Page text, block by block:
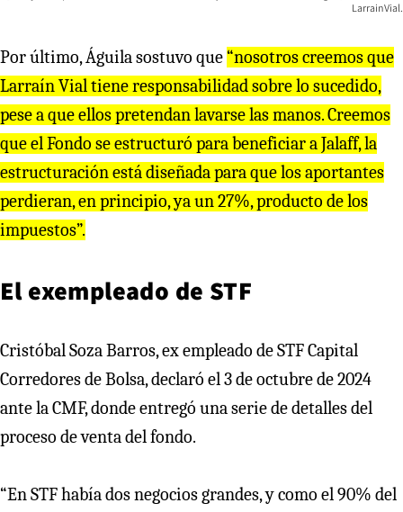
LarrainVial.
Por último, Águila sostuvo que “nosotros creemos que
Larraín Vial tiene responsabilidad sobre lo sucedido,
pese a que ellos pretendan lavarse las manos. Creemos
que el Fondo se estructuró para beneficiar a Jalaff, la
estructuración está diseñada para que los aportantes
perdieran, en principio, ya un 27%, producto de los
impuestos”.
El exempleado de STF
Cristóbal Soza Barros, ex empleado de STF Capital
Corredores de Bolsa, declaró el 3 de octubre de 2024
ante la CMF, donde entregó una serie de detalles del
proceso de venta del fondo.
“En STF había dos negocios grandes, y como el 90% del